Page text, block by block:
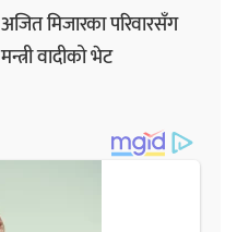
अजित मिजारका परिवारसँग
मन्त्री वादीको भेट